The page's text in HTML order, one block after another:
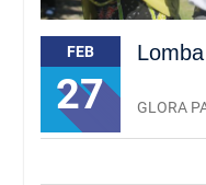
FEB
27 GLORA